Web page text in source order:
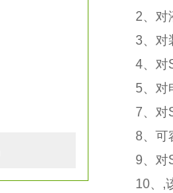
2、对
3、对
4、对
5、对
7、对
8、可
9、对
10、,